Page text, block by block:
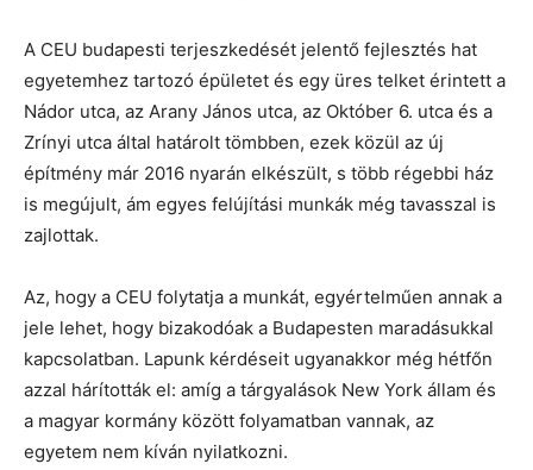
A CEU budapesti terjeszkedését jelentő fejlesztés hat
egyetemhez tartozó épületet és egy üres telket érintett a
Nádor utca, az Arany János utca, az Október 6. utca és a
Zrínyi utca által határolt tömbben, ezek közül az új
építmény már 2016 nyarán elkészült, s több régebbi ház
is megújult, ám egyes felújítási munkák még tavasszal is
zajlottak.
Az, hogy a CEU folytatja a munkát, egyértelműen annak a
jele lehet, hogy bizakodóak a Budapesten maradásukkal
kapcsolatban. Lapunk kérdéseit ugyanakkor még hétfőn
azzal hárították el: amíg a tárgyalások New York állam és
a magyar kormány között folyamatban vannak, az
egyetem nem kíván nyilatkozni.